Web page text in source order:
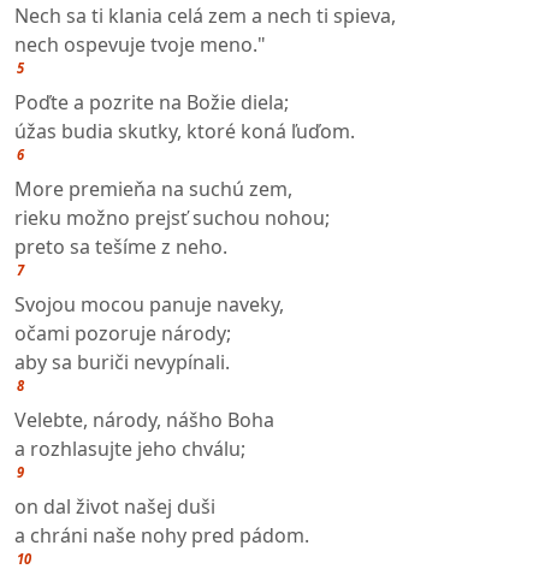
Nech sa ti klania celá zem a nech ti spieva,
nech ospevuje tvoje meno."
5
Poďte a pozrite na Božie diela;
úžas budia skutky, ktoré koná ľuďom.
6
More premieňa na suchú zem,
rieku možno prejsť suchou nohou;
preto sa tešíme z neho.
7
Svojou mocou panuje naveky,
očami pozoruje národy;
aby sa buriči nevypínali.
8
Velebte, národy, nášho Boha
a rozhlasujte jeho chválu;
9
on dal život našej duši
a chráni naše nohy pred pádom.
10